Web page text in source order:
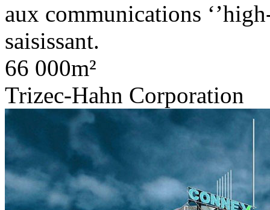
aux communications
saisissant.
66 000m²
Trizec-Hahn Corporation